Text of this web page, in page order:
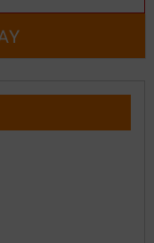
SL + Office
2021 Windows
x 1.89 cm